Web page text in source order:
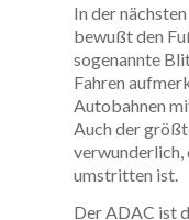
In der
bewußt den
sogenannte
Fahren
Autobahnen
Auch der
umstritten ist.
Der ADAC ist